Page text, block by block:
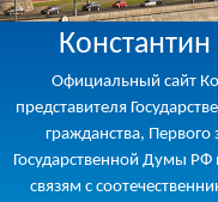
Официальный сайт
представителя
гражданства, Первого
Государственной Думы РФ
связям с